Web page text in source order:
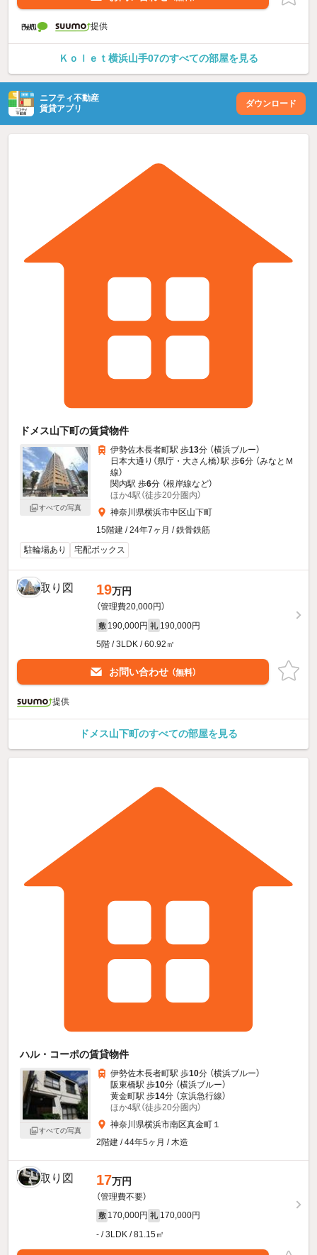
提供
Ｋｏｌｅｔ横浜山手07のすべての部屋を見る
ニフティ不動産
賃貸アプリ
ダウンロード
ドメス山下町の賃貸物件
すべての写真
伊勢佐木長者町駅 歩13分 （横浜ブルー）
日本大通り（県庁・大さん橋）駅 歩6分 （みなとＭ
線）
関内駅 歩6分 （根岸線など）
ほか4駅（徒歩20分圏内）
神奈川県横浜市中区山下町
15階建 / 24年7ヶ月 / 鉄骨鉄筋
駐輪場あり
宅配ボックス
19万円
（管理費20,000円）
敷 190,000円 礼 190,000円
5階 / 3LDK / 60.92㎡
お問い合わせ （無料）
提供
ドメス山下町のすべての部屋を見る
ハル・コーポの賃貸物件
すべての写真
伊勢佐木長者町駅 歩10分 （横浜ブルー）
阪東橋駅 歩10分 （横浜ブルー）
黄金町駅 歩14分 （京浜急行線）
ほか4駅（徒歩20分圏内）
神奈川県横浜市南区真金町１
2階建 / 44年5ヶ月 / 木造
17万円
（管理費不要）
敷 170,000円 礼 170,000円
- / 3LDK / 81.15㎡